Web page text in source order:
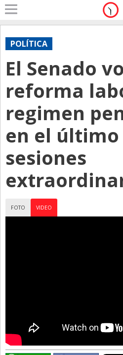
Home
A Motor
Alerta
Anticipo
Campo
Carrera & Emprendedores
Club House
Con Estilo
De Bolsillo
Diarios de Argentina
Diarios del Mundo
El Precio Que Yo Ví
Entrevista
POLÍTICA
El Senado
reforma
regimen
en el
sesiones
FOTO VIDEO